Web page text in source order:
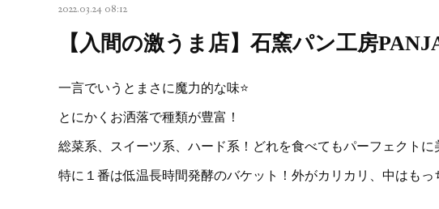
2022.03.24 08:12
【入間の激うま店】石窯パン工房
一言でいうとまさに魔力的な味⭐
とにかくお洒落で種類が豊富！
総菜系、スイーツ系、ハード系！どれを食べてもパーフェクトに
特に１番は低温長時間発酵のバケット！外がカリカリ、中はも